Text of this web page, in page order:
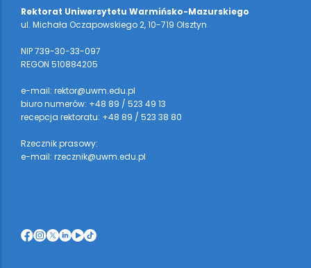
Rektorat Uniwersytetu Warmińsko-Mazurskiego
ul. Michała Oczapowskiego 2, 10-719 Olsztyn
NIP 739-30-33-097
REGON 510884205
e-mail: rektor@uwm.edu.pl
biuro numerów: +48 89 / 523 49 13
recepcja rektoratu: +48 89 / 523 38 80
Rzecznik prasowy:
e-mail: rzecznik@uwm.edu.pl